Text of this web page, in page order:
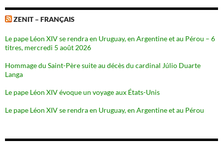
ZENIT – FRANÇAIS
Le pape Léon XIV se rendra en Uruguay, en Argentine et au Pérou – 6
titres, mercredi 5 août 2026
Hommage du Saint-Père suite au décès du cardinal Júlio Duarte
Langa
Le pape Léon XIV évoque un voyage aux États-Unis
Le pape Léon XIV se rendra en Uruguay, en Argentine et au Pérou